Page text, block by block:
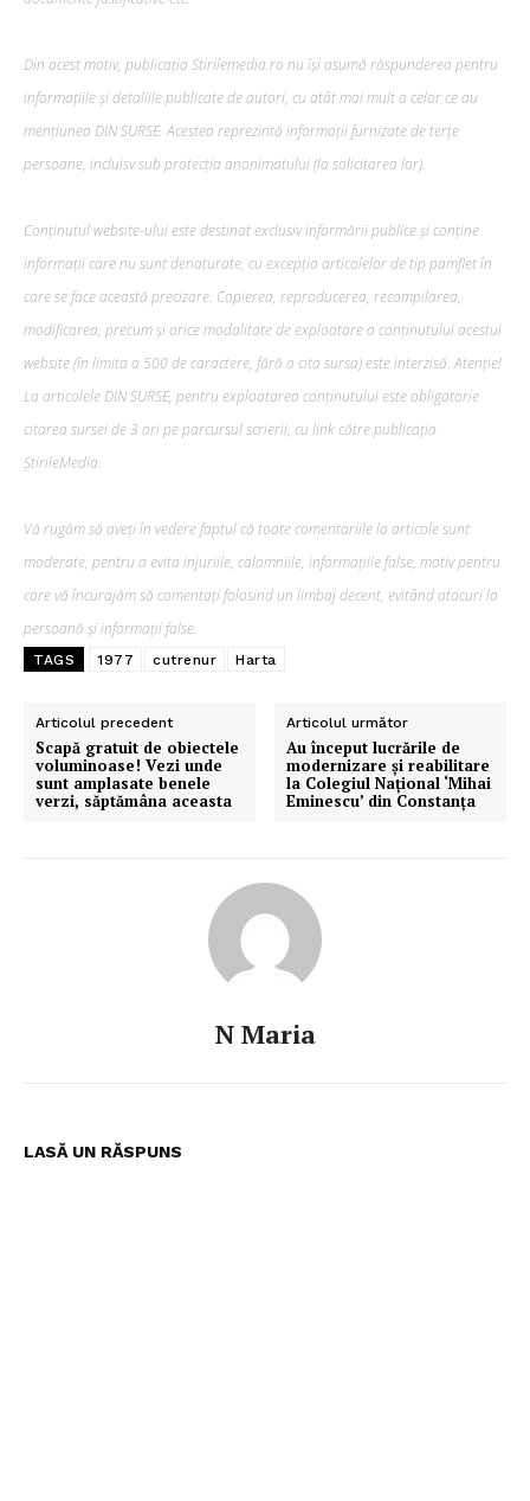
Din acest motiv, publicația Stirilemedia.ro nu își asumă răspunderea pentru
informațiile și detaliile publicate de autori, cu atât mai mult a celor ce au
mențiunea DIN SURSE. Acestea reprezintă informații furnizate de terțe
persoane, incluisv sub protecția anonimatului (la solicitarea lor).
Conținutul website-ului este destinat exclusiv informării publice și conține
informații care nu sunt denaturate, cu excepția articolelor de tip pamflet în
care se face această precizare. Copierea, reproducerea, recompilarea,
modificarea, precum şi orice modalitate de exploatare a conținutului acestui
website (în limita a 500 de caractere, fără a cita sursa) este interzisă. Atenție!
La articolele DIN SURSE, pentru exploatarea conținutului este obligatorie
citarea sursei de 3 ori pe parcursul scrierii, cu link către publicația
ȘtirileMedia.
Vă rugăm să aveți în vedere faptul că toate comentariile la articole sunt
moderate, pentru a evita injuriile, calomniile, informațiile false, motiv pentru
care vă încurajăm să comentați folosind un limbaj decent, evitând atacuri la
persoană și informații false.
TAGS 1977 cutrenur Harta
Articolul precedent
Scapă gratuit de obiectele
voluminoase! Vezi unde
sunt amplasate benele
verzi, săptămâna aceasta
Articolul următor
Au început lucrările de
modernizare și reabilitare
la Colegiul Național ‘Mihai
Eminescu’ din Constanţa
N Maria
LASĂ UN RĂSPUNS